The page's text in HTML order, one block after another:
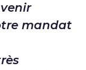
mandat